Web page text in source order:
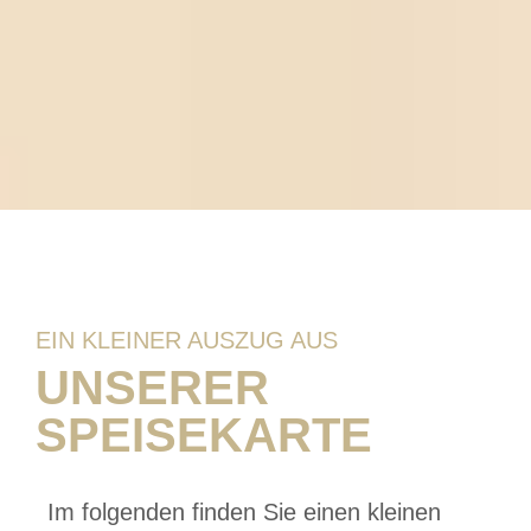
EIN KLEINER AUSZUG AUS
UNSERER
SPEISEKARTE
Im folgenden finden Sie einen kleinen